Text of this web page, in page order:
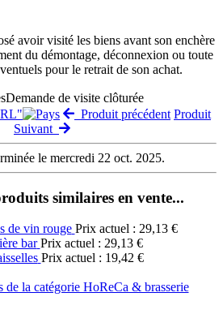
avoir visité les biens avant son enchère
du démontage, déconnexion ou toute
pour le retrait de son achat.
Demande de visite clôturée
Produit précédent Produit
Suivant
le mercredi 22 oct. 2025.
similaires en vente...
Prix actuel : 29,13 €
Prix actuel : 29,13 €
Prix actuel : 19,42 €
de la catégorie HoReCa & brasserie